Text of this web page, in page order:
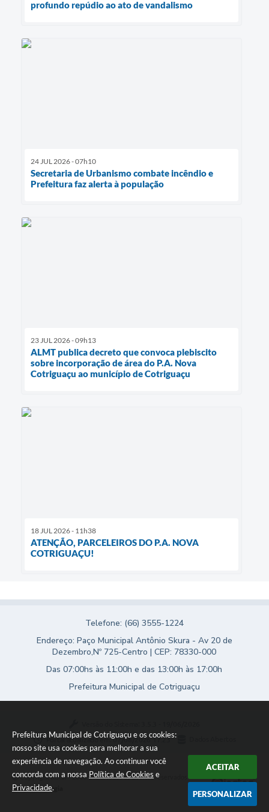
Prefeitura Municipal de Cotriguaçu e os cookies:
nosso site usa cookies para melhorar a sua
experiência de navegação. Ao continuar você
concorda com a nossa Política de Cookies e
Privacidade.
ACEITAR
PERSONALIZAR
profundo repúdio ao ato de vandalismo
24 JUL 2026 - 07h10
Secretaria de Urbanismo combate incêndio e
Prefeitura faz alerta à população
23 JUL 2026 - 09h13
ALMT publica decreto que convoca plebiscito
sobre incorporação de área do P.A. Nova
Cotriguaçu ao município de Cotriguaçu
18 JUL 2026 - 11h38
ATENÇÃO, PARCELEIROS DO P.A. NOVA
COTRIGUAÇU!
Telefone: (66) 3555-1224
Endereço: Paço Municipal Antônio Skura - Av 20 de
Dezembro,Nº 725-Centro | CEP: 78330-000
Das 07:00hs às 11:00h e das 13:00h às 17:00h
Prefeitura Municipal de Cotriguaçu
Portal atualizado em:07/08/2026 17:23
Copyright Instar - 2006-2026. Todos os direitos reservados -
Instar Tecnologia